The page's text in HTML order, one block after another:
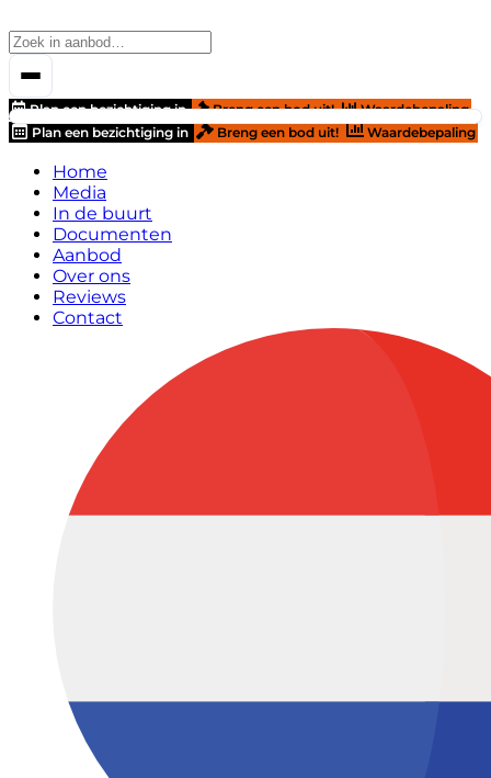
Plan een bezichtiging in Breng een bod uit!
Waardebepaling
Plan een bezichtiging in
Breng een bod uit! Waardebepaling
Home
Media
In de buurt
Documenten
Aanbod
Over ons
Reviews
Contact